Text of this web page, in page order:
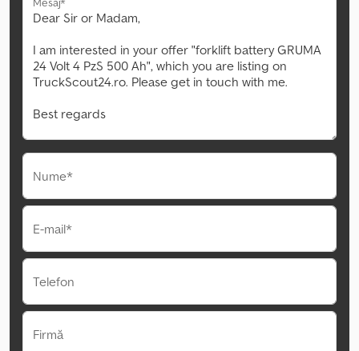
Nume*
E-mail*
Telefon
Firmă